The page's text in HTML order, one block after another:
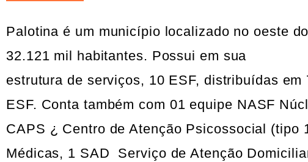
Palotina é um município localizado no oeste
32.121 mil habitantes. Possui em sua
estrutura de serviços, 10 ESF, distribuídas
ESF. Conta também com 01 equipe NASF
CAPS ¿ Centro de Atenção Psicossocial (tipo
Médicas, 1 SAD Serviço de Atenção